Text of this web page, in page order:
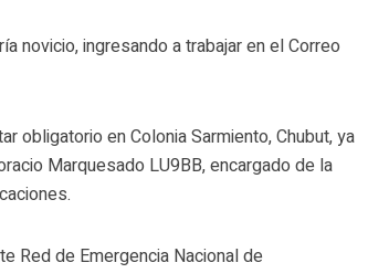
novicio, ingresando a trabajar en el Correo
obligatorio en Colonia Sarmiento, Chubut, ya
Marquesado LU9BB, encargado de la
Red de Emergencia Nacional de